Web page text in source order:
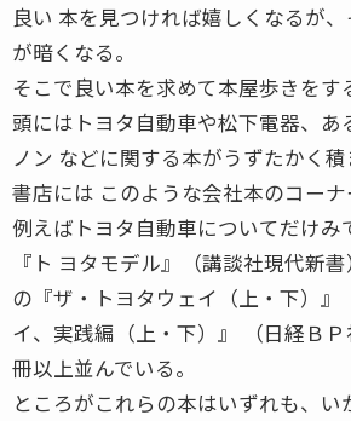
良い 本を見つければ嬉しくなるが
が暗くなる。
そこで良い本を求めて本屋歩きをす
頭にはトヨタ自動車や松下電器、あ
ノン などに関する本がうずたかく
書店には このような会社本のコーナ
例えばトヨタ自動車についてだけみ
『ト ヨタモデル』（講談社現代新
の『ザ・トヨタウェイ（上・下）』
イ、実践編（上・下）』 （日経Ｂ
冊以上並んでいる。
ところがこれらの本はいずれも、